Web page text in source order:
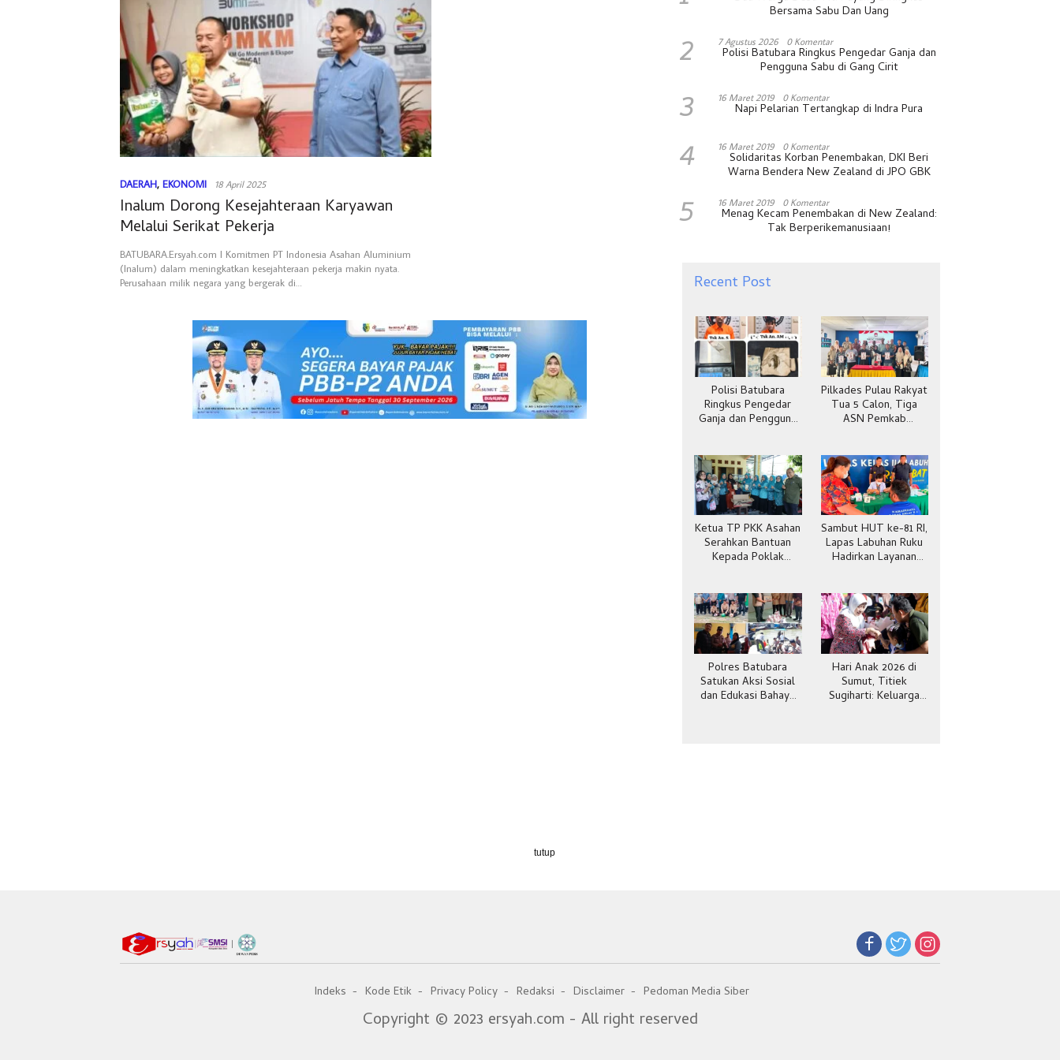
DAERAH, EKONOMI 18 April 2025
Inalum Dorong Kesejahteraan Karyawan
Melalui Serikat Pekerja
BATUBARA.Ersyah.com l Komitmen PT Indonesia Asahan Aluminium
(Inalum) dalam meningkatkan kesejahteraan pekerja makin nyata.
Perusahaan milik negara yang bergerak di…
Bersama Sabu Dan Uang
2 7 Agustus 2026 0 Komentar
Polisi Batubara Ringkus Pengedar Ganja dan
Pengguna Sabu di Gang Cirit
3 16 Maret 2019 0 Komentar
Napi Pelarian Tertangkap di Indra Pura
4 16 Maret 2019 0 Komentar
Solidaritas Korban Penembakan, DKI Beri
Warna Bendera New Zealand di JPO GBK
5 16 Maret 2019 0 Komentar
Menag Kecam Penembakan di New Zealand:
Tak Berperikemanusiaan!
Recent Post
Polisi Batubara
Ringkus Pengedar
Ganja dan Pengguna
Pilkades Pulau Rakyat
Tua 5 Calon, Tiga
ASN Pemkab
Ketua TP PKK Asahan
Serahkan Bantuan
Kepada Poklak
Sambut HUT ke-81 RI,
Lapas Labuhan Ruku
Hadirkan Layanan
Polres Batubara
Satukan Aksi Sosial
dan Edukasi Bahaya
Hari Anak 2026 di
Sumut, Titiek
Sugiharti: Keluarga
Indeks Kode Etik Privacy Policy Redaksi Disclaimer Pedoman Media Siber
Copyright © 2023 ersyah.com - All right reserved
tutup